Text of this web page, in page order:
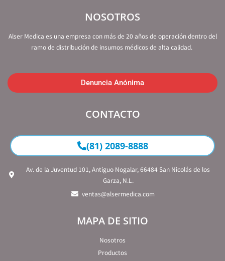
NOSOTROS
Alser Medica es una empresa con más de 20 años de operación dentro del
ramo de distribución de insumos médicos de alta calidad.
Denuncia Anónima
CONTACTO
(81) 2089-8888
Av. de la Juventud 101, Antiguo Nogalar, 66484 San Nicolás de los
Garza, N.L.
ventas@alsermedica.com
MAPA DE SITIO
Nosotros
Productos